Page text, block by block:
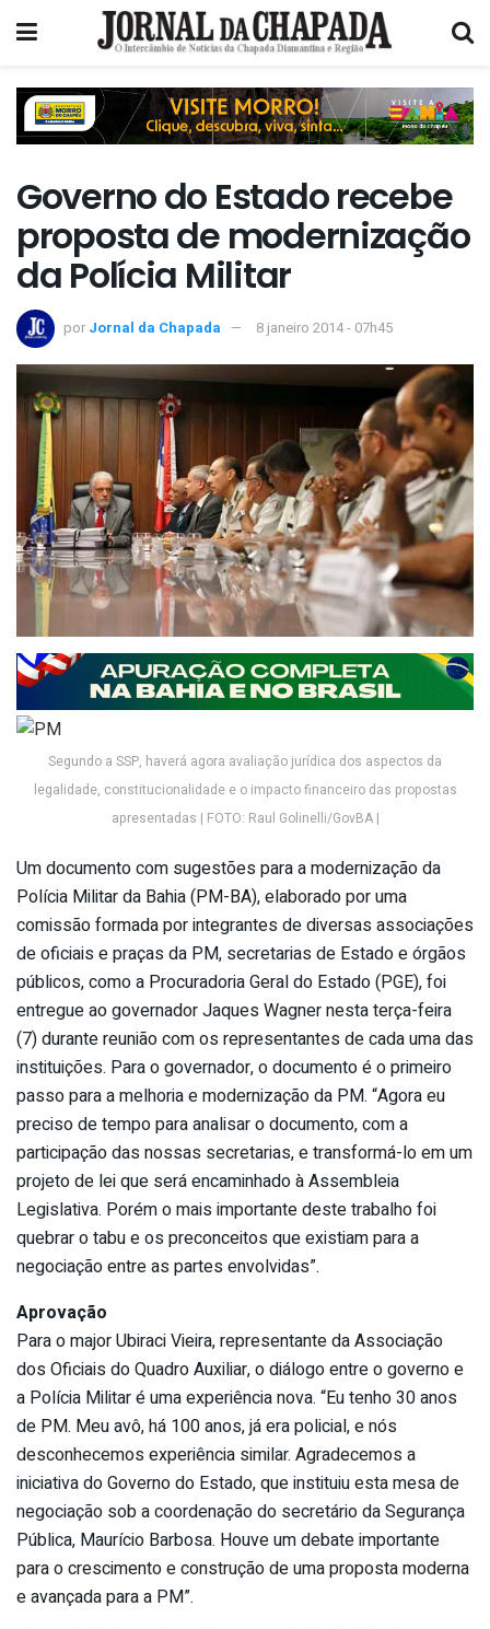
Governo do Estado recebe
proposta de modernização
da Polícia Militar
por Jornal da Chapada 8 janeiro 2014 - 07h45
Segundo a SSP, haverá agora avaliação jurídica dos aspectos da
legalidade, constitucionalidade e o impacto financeiro das propostas
apresentadas | FOTO: Raul Golinelli/GovBA |
Um documento com sugestões para a modernização da
Polícia Militar da Bahia (PM-BA), elaborado por uma
comissão formada por integrantes de diversas associações
de oficiais e praças da PM, secretarias de Estado e órgãos
públicos, como a Procuradoria Geral do Estado (PGE), foi
entregue ao governador Jaques Wagner nesta terça-feira
(7) durante reunião com os representantes de cada uma das
instituições. Para o governador, o documento é o primeiro
passo para a melhoria e modernização da PM. “Agora eu
preciso de tempo para analisar o documento, com a
participação das nossas secretarias, e transformá-lo em um
projeto de lei que será encaminhado à Assembleia
Legislativa. Porém o mais importante deste trabalho foi
quebrar o tabu e os preconceitos que existiam para a
negociação entre as partes envolvidas”.
Aprovação
Para o major Ubiraci Vieira, representante da Associação
dos Oficiais do Quadro Auxiliar, o diálogo entre o governo e
a Polícia Militar é uma experiência nova. “Eu tenho 30 anos
de PM. Meu avô, há 100 anos, já era policial, e nós
desconhecemos experiência similar. Agradecemos a
iniciativa do Governo do Estado, que instituiu esta mesa de
negociação sob a coordenação do secretário da Segurança
Pública, Maurício Barbosa. Houve um debate importante
para o crescimento e construção de uma proposta moderna
e avançada para a PM”.